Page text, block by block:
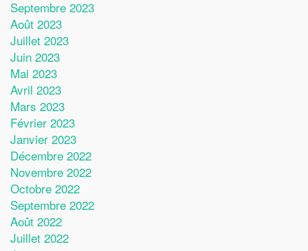
Septembre 2023
Août 2023
Juillet 2023
Juin 2023
Mai 2023
Avril 2023
Mars 2023
Février 2023
Janvier 2023
Décembre 2022
Novembre 2022
Octobre 2022
Septembre 2022
Août 2022
Juillet 2022